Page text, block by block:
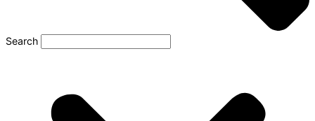
Search